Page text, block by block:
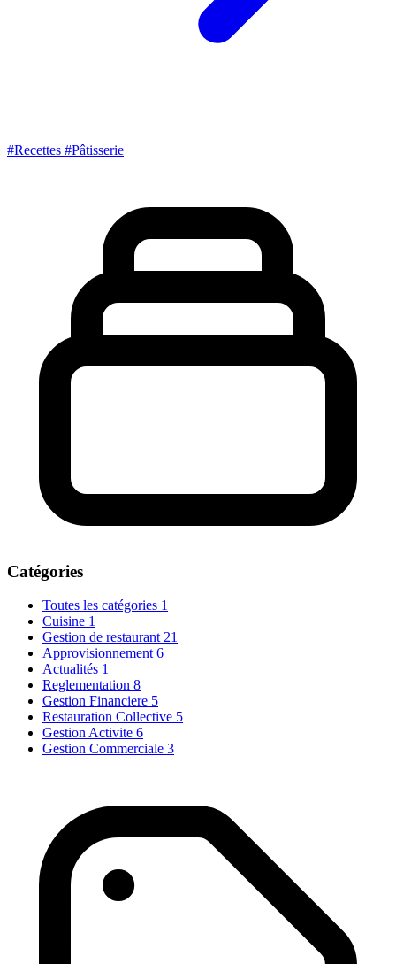
#Recettes #Pâtisserie
Catégories
Toutes les catégories 1
Cuisine 1
Gestion de restaurant 21
Approvisionnement 6
Actualités 1
Reglementation 8
Gestion Financiere 5
Restauration Collective 5
Gestion Activite 6
Gestion Commerciale 3